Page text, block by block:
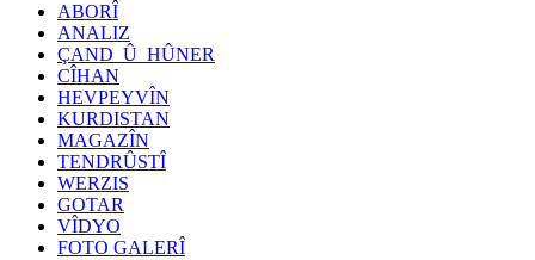
ABORÎ
ANALIZ
ÇAND_Û_HÛNER
CÎHAN
HEVPEYVÎN
KURDISTAN
MAGAZÎN
TENDRÛSTÎ
WERZIS
GOTAR
VÎDYO
FOTO GALERÎ